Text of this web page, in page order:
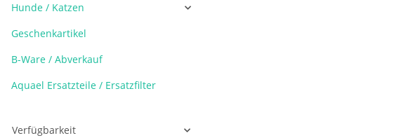
Hunde / Katzen
Geschenkartikel
B-Ware / Abverkauf
Aquael Ersatzteile / Ersatzfilter
Verfügbarkeit